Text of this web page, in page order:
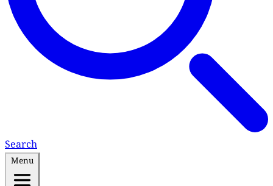
Search
Menu